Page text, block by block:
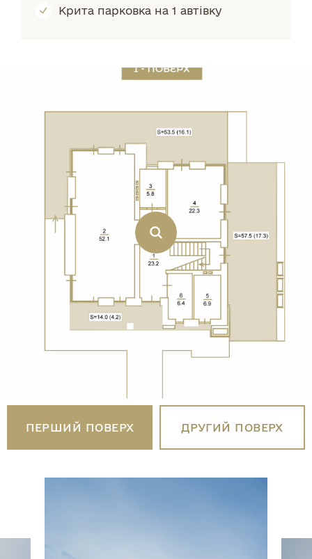
Крита парковка на 1 автівку
ПЕРШИЙ ПОВЕРХ ДРУГИЙ ПОВЕРХ